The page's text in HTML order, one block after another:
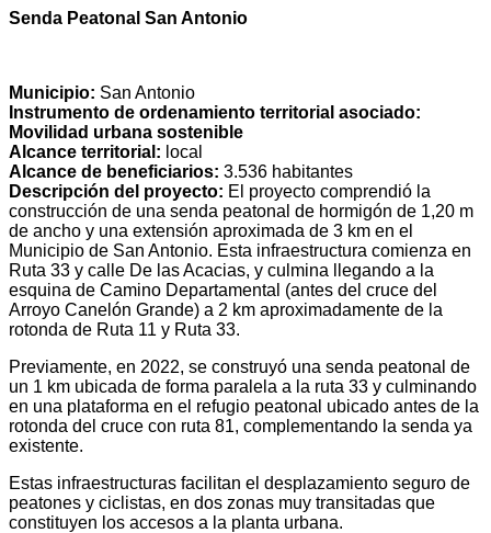
Senda Peatonal San Antonio
Municipio: San Antonio
Instrumento de ordenamiento territorial asociado:
Movilidad urbana sostenible
Alcance territorial: local
Alcance de beneficiarios: 3.536 habitantes
Descripción del proyecto: El proyecto comprendió la
construcción de una senda peatonal de hormigón de 1,20 m
de ancho y una extensión aproximada de 3 km en el
Municipio de San Antonio. Esta infraestructura comienza en
Ruta 33 y calle De las Acacias, y culmina llegando a la
esquina de Camino Departamental (antes del cruce del
Arroyo Canelón Grande) a 2 km aproximadamente de la
rotonda de Ruta 11 y Ruta 33.
Previamente, en 2022, se construyó una senda peatonal de
un 1 km ubicada de forma paralela a la ruta 33 y culminando
en una plataforma en el refugio peatonal ubicado antes de la
rotonda del cruce con ruta 81, complementando la senda ya
existente.
Estas infraestructuras facilitan el desplazamiento seguro de
peatones y ciclistas, en dos zonas muy transitadas que
constituyen los accesos a la planta urbana.